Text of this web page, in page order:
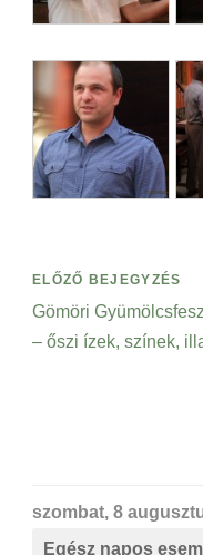
ELŐZŐ BEJEGYZÉS
Gömöri
– őszi ízek, színek,
szombat, 8
Egész napos